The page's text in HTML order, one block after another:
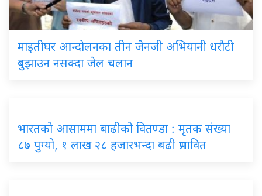
माइतीघर आन्दोलनका तीन जेनजी अभियानी धरौटी
बुझाउन नसक्दा जेल चलान
भारतको आसाममा बाढीको वितण्डा : मृतक संख्या
८७ पुग्यो, १ लाख २८ हजारभन्दा बढी प्रभावित